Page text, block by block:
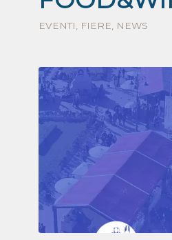
EVENTI FIERE NEWS